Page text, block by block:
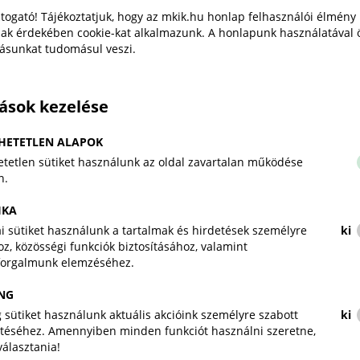
eredményeként a Demján Sándor Tőkeprogram
keretösszegét a feltételeknek teljeskörűen
megfelelő vállalkozások számához igazítják.
„Az iskolapadtól az első
munkahelyig": tehetséggondozó
programot indít a Magyar
Kereskedelmi és Iparkamara
A Kamara új társadalmi felelősségvállalási
programja, „Az iskolapadtól az első munkahelyig"
végig pályájuk legérzékenyebb szakaszán.
A magyar kkv-k munkahelyi
Tájékoztatjuk, hogy az mkik.hu honlap felhasználói élmény
érdekében cookie-kat alkalmazunk. A honlapunk használatával
tudomásul veszi.
kezelése
ALAPOK
sütiket használunk az oldal zavartalan működése
sütiket használunk a tartalmak és hirdetések személyre
közösségi funkciók biztosításához, valamint
elemzéséhez.
ki
sütiket használunk aktuális akcióink személyre szabott
Amennyiben minden funkciót használni szeretne,
ki